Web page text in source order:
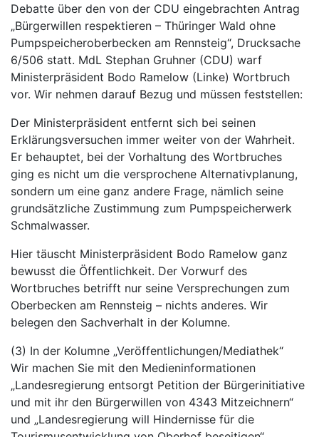
Debatte über den von der CDU eingebrachten Antrag
„Bürgerwillen respektieren – Thüringer Wald ohne
Pumpspeicheroberbecken am Rennsteig“, Drucksache
6/506 statt. MdL Stephan Gruhner (CDU) warf
Ministerpräsident Bodo Ramelow (Linke) Wortbruch
vor. Wir nehmen darauf Bezug und müssen feststellen:
Der Ministerpräsident entfernt sich bei seinen
Erklärungsversuchen immer weiter von der Wahrheit.
Er behauptet, bei der Vorhaltung des Wortbruches
ging es nicht um die versprochene Alternativplanung,
sondern um eine ganz andere Frage, nämlich seine
grundsätzliche Zustimmung zum Pumpspeicherwerk
Schmalwasser.
Hier täuscht Ministerpräsident Bodo Ramelow ganz
bewusst die Öffentlichkeit. Der Vorwurf des
Wortbruches betrifft nur seine Versprechungen zum
Oberbecken am Rennsteig – nichts anderes. Wir
belegen den Sachverhalt in der Kolumne.
(3) In der Kolumne „Veröffentlichungen/Mediathek“
Wir machen Sie mit den Medieninformationen
„Landesregierung entsorgt Petition der Bürgerinitiative
und mit ihr den Bürgerwillen von 4343 Mitzeichnern“
und „Landesregierung will Hindernisse für die